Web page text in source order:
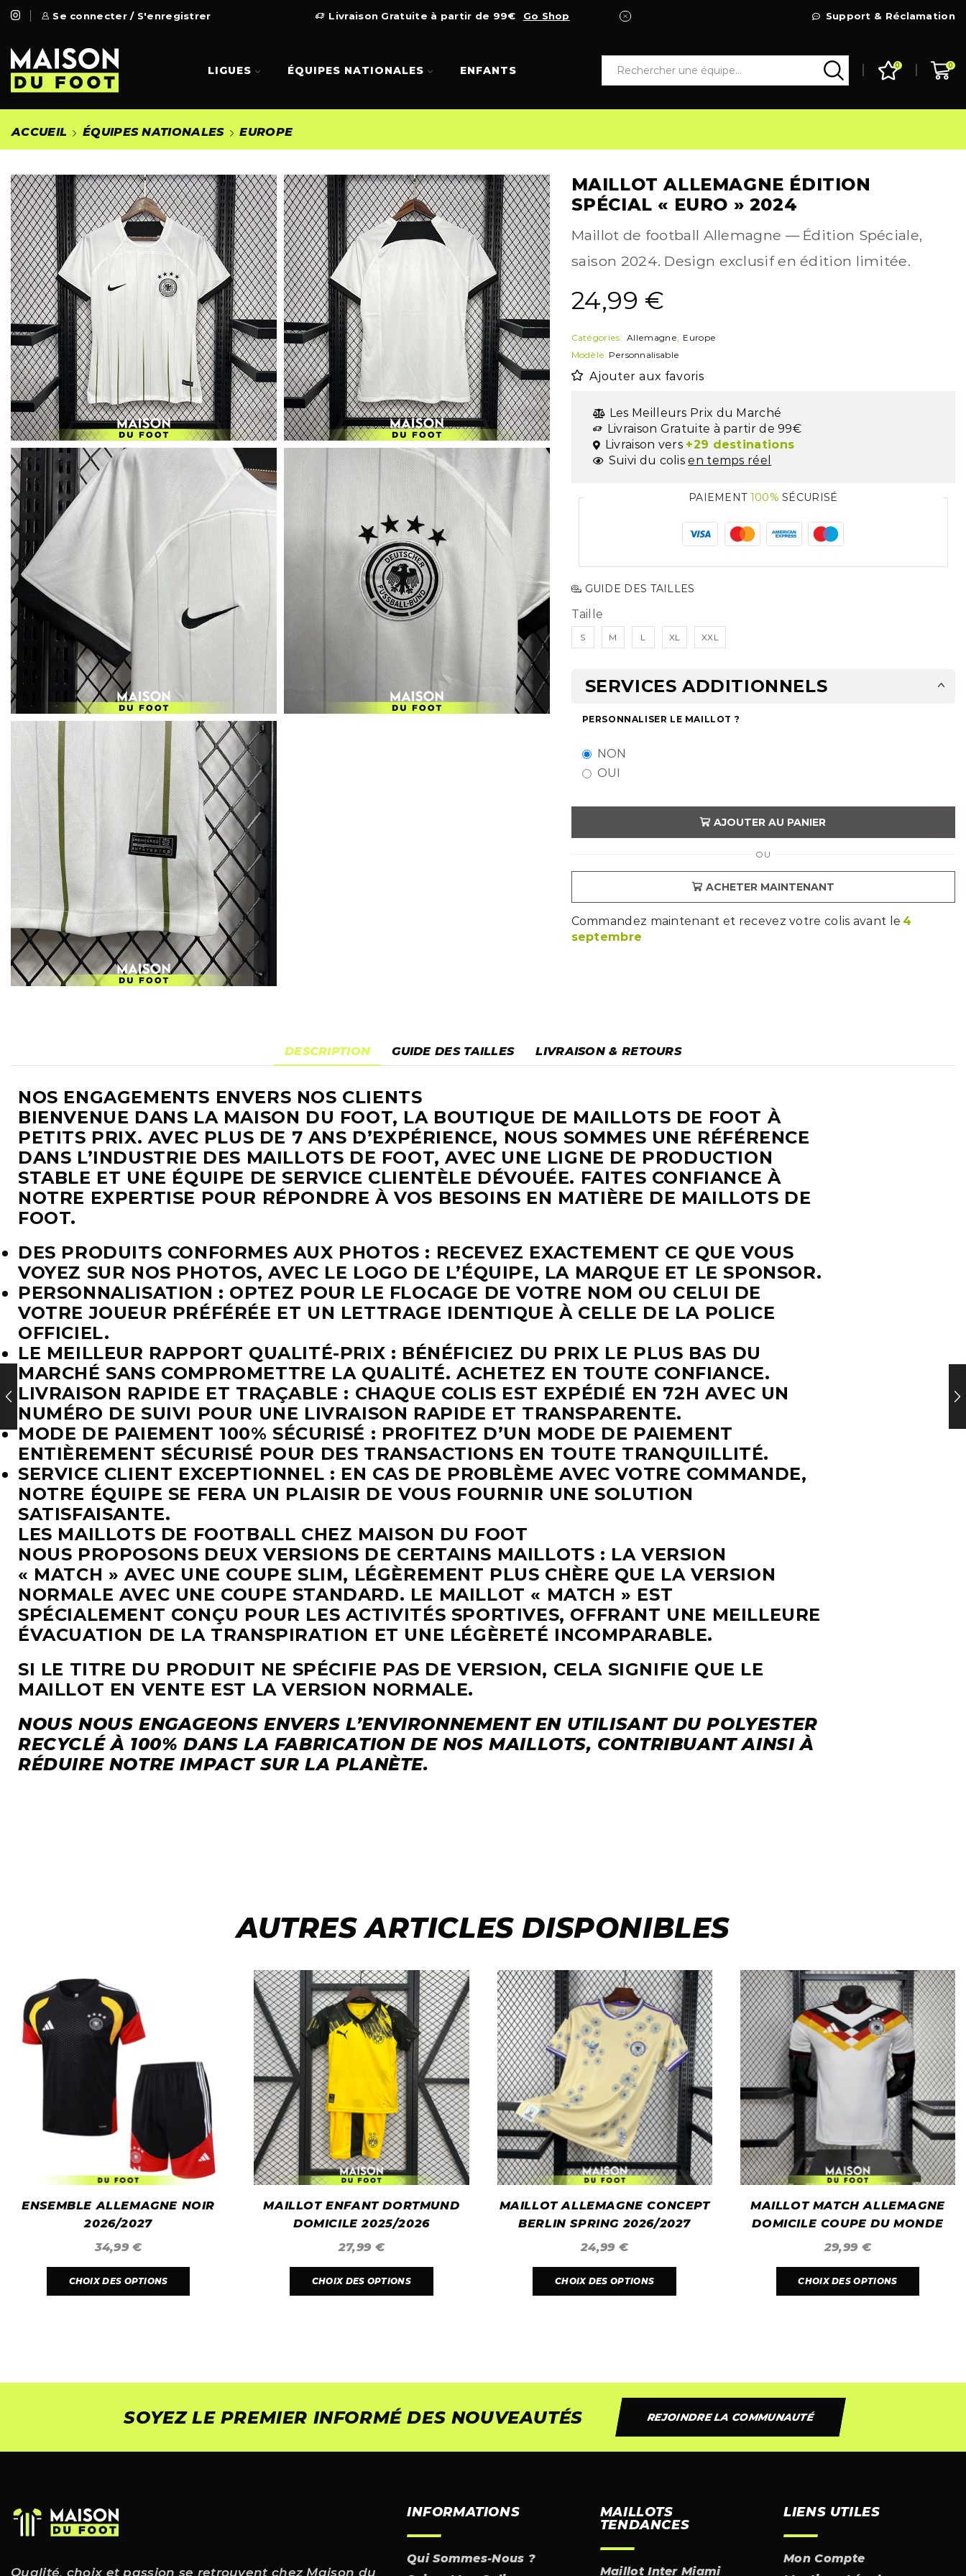
Se connecter / S'enregistrer
à partir de 99€ Go Shop Livraison Gratuite à partir de 99€ Go Shop Livraison Gratuite à partir de 99€ Go Shop
Support & Réclamation
LIGUES ÉQUIPES NATIONALES ENFANTS 0 0
ACCUEIL ÉQUIPES NATIONALES EUROPE
MAILLOT ALLEMAGNE ÉDITION
SPÉCIAL « EURO » 2024
Maillot de football Allemagne — Édition Spéciale,
saison 2024. Design exclusif en édition limitée.
24,99 €
Catégories: Allemagne, Europe
Modèle: Personnalisable
Ajouter aux favoris
Les Meilleurs Prix du Marché
Livraison Gratuite à partir de 99€
Livraison vers +29 destinations
Suivi du colisen temps réel
PAIEMENT 100% SÉCURISÉ
GUIDE DES TAILLES
Taille
S M L XL XXL
SERVICES ADDITIONNELS
PERSONNALISER LE MAILLOT ?
NON
OUI
AJOUTER AU PANIER
OU
ACHETER MAINTENANT
Commandez maintenant et recevez votre colis avant le 4
septembre
DESCRIPTION GUIDE DES TAILLES LIVRAISON & RETOURS
NOS ENGAGEMENTS ENVERS NOS CLIENTS
BIENVENUE DANS LA MAISON DU FOOT, LA BOUTIQUE DE MAILLOTS DE FOOT À
PETITS PRIX. AVEC PLUS DE 7 ANS D’EXPÉRIENCE, NOUS SOMMES UNE RÉFÉRENCE
DANS L’INDUSTRIE DES MAILLOTS DE FOOT, AVEC UNE LIGNE DE PRODUCTION
STABLE ET UNE ÉQUIPE DE SERVICE CLIENTÈLE DÉVOUÉE. FAITES CONFIANCE À
NOTRE EXPERTISE POUR RÉPONDRE À VOS BESOINS EN MATIÈRE DE MAILLOTS DE
FOOT.
DES PRODUITS CONFORMES AUX PHOTOS : RECEVEZ EXACTEMENT CE QUE VOUS
VOYEZ SUR NOS PHOTOS, AVEC LE LOGO DE L’ÉQUIPE, LA MARQUE ET LE SPONSOR.
PERSONNALISATION : OPTEZ POUR LE FLOCAGE DE VOTRE NOM OU CELUI DE
VOTRE JOUEUR PRÉFÉRÉE ET UN LETTRAGE IDENTIQUE À CELLE DE LA POLICE
OFFICIEL.
LE MEILLEUR RAPPORT QUALITÉ-PRIX : BÉNÉFICIEZ DU PRIX LE PLUS BAS DU
MARCHÉ SANS COMPROMETTRE LA QUALITÉ. ACHETEZ EN TOUTE CONFIANCE.
LIVRAISON RAPIDE ET TRAÇABLE : CHAQUE COLIS EST EXPÉDIÉ EN 72H AVEC UN
NUMÉRO DE SUIVI POUR UNE LIVRAISON RAPIDE ET TRANSPARENTE.
MODE DE PAIEMENT 100% SÉCURISÉ : PROFITEZ D’UN MODE DE PAIEMENT
ENTIÈREMENT SÉCURISÉ POUR DES TRANSACTIONS EN TOUTE TRANQUILLITÉ.
SERVICE CLIENT EXCEPTIONNEL : EN CAS DE PROBLÈME AVEC VOTRE COMMANDE,
NOTRE ÉQUIPE SE FERA UN PLAISIR DE VOUS FOURNIR UNE SOLUTION
SATISFAISANTE.
LES MAILLOTS DE FOOTBALL CHEZ MAISON DU FOOT
NOUS PROPOSONS DEUX VERSIONS DE CERTAINS MAILLOTS : LA VERSION
« MATCH » AVEC UNE COUPE SLIM, LÉGÈREMENT PLUS CHÈRE QUE LA VERSION
NORMALE AVEC UNE COUPE STANDARD. LE MAILLOT « MATCH » EST
SPÉCIALEMENT CONÇU POUR LES ACTIVITÉS SPORTIVES, OFFRANT UNE MEILLEURE
ÉVACUATION DE LA TRANSPIRATION ET UNE LÉGÈRETÉ INCOMPARABLE.
SI LE TITRE DU PRODUIT NE SPÉCIFIE PAS DE VERSION, CELA SIGNIFIE QUE LE
MAILLOT EN VENTE EST LA VERSION NORMALE.
NOUS NOUS ENGAGEONS ENVERS L’ENVIRONNEMENT EN UTILISANT DU POLYESTER
RECYCLÉ À 100% DANS LA FABRICATION DE NOS MAILLOTS, CONTRIBUANT AINSI À
RÉDUIRE NOTRE IMPACT SUR LA PLANÈTE.
AUTRES ARTICLES DISPONIBLES
ENSEMBLE ALLEMAGNE NOIR
2026/2027
34,99€
CHOIX DES OPTIONS
MAILLOT ENFANT DORTMUND
DOMICILE 2025/2026
27,99 €
CHOIX DES OPTIONS
MAILLOT ALLEMAGNE CONCEPT
BERLIN SPRING 2026/2027
24,99 €
CHOIX DES OPTIONS
MAILLOT MATCH ALLEMAGNE
DOMICILE COUPE DU MONDE
2026
29,99 €
CHOIX DES OPTIONS
SOYEZ LE PREMIER INFORMÉ DES NOUVEAUTÉS REJOINDRE LA COMMUNAUTÉ
Qualité, choix et passion se retrouvent chez Maison du
INFORMATIONS
Qui Sommes-Nous ?
MAILLOTS
TENDANCES
Maillot Inter Miami
LIENS UTILES
Mon Compte